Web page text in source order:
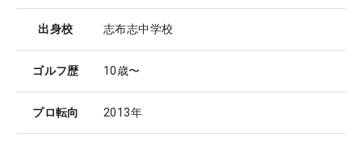
出身校 志布志中学校
ゴルフ歴 10歳〜
プロ転向 2013年